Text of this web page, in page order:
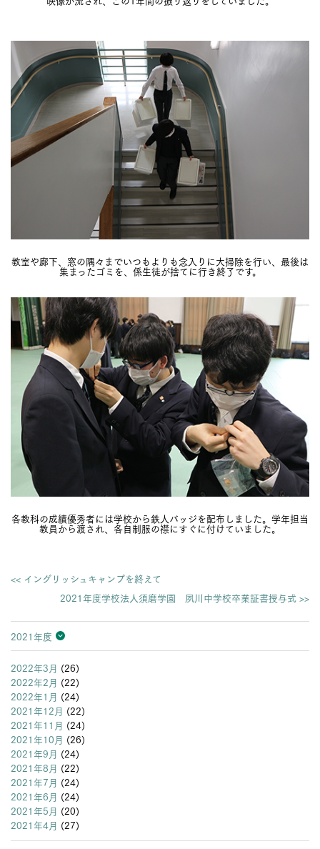
教室や廊下、窓の隅々までいつもよりも念入りに大掃除を行い、最後は
集まったゴミを、係生徒が捨てに行き終了です。
各教科の成績優秀者には学校から鉄人バッジを配布しました。学年担当
教員から渡され、各自制服の襟にすぐに付けていました。
<< イングリッシュキャンプを終えて
2021年度学校法人須磨学園 夙川中学校卒業証書授与式 >>
2021年度
2026年度
2025年度
2024年度
2023年度
2022年度
2021年度
2020年度
2019年度
2018年度
2017年度
2016年度
2015年度
2014年度
2013年度
2022年3月 (26)
2022年2月 (22)
2022年1月 (24)
2021年12月 (22)
2021年11月 (24)
2021年10月 (26)
2021年9月 (24)
2021年8月 (22)
2021年7月 (24)
2021年6月 (24)
2021年5月 (20)
2021年4月 (27)